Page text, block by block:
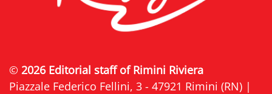
© 2026 Editorial staff of Rimini Riviera
Piazzale Federico Fellini, 3 - 47921 Rimini (RN) |